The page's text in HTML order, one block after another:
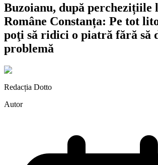
Buzoianu, după perchezițiile
Române Constanța: Pe tot
poţi să ridici o piatră fără să
problemă
Redacția Dotto
Autor